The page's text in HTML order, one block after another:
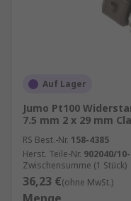
Auf Lager
Jumo Pt100
7.5 mm 2 x 29 mm
RS Best.-Nr. 158-4385
Herst. Teile-Nr. 902040/
Zwischensumme (1 Stück)
36,23 €(ohne MwSt.)